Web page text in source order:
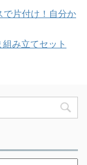
で片付け！自分か
み立てセット